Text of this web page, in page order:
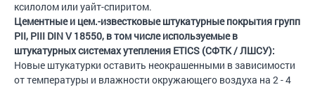
ксилолом или уайт-спиритом.
Цементные и цем.-известковые штукатурные покрытия групп
PII, PIII DIN V 18550, в том числе используемые в
штукатурных системах утепления ETICS (СФТК / ЛШСУ):
Новые штукатурки оставить неокрашенными в зависимости
от температуры и влажности окружающего воздуха на 2 - 4